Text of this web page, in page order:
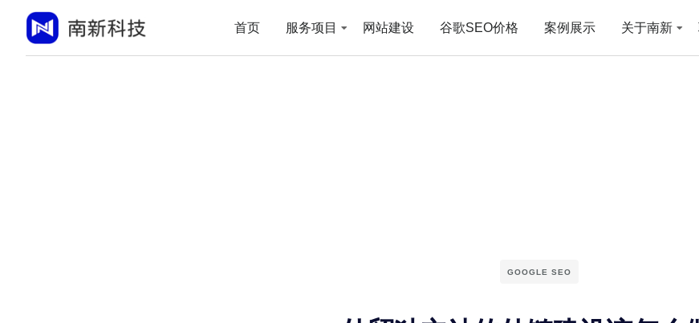
首页 服务项目 网站建设 谷歌SEO价格 案例展示 关于南新
GOOGLE SEO